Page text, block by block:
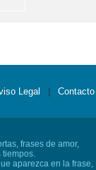
Legal Contacto
frases de amor,
tiempos.
aparezca en la frase,